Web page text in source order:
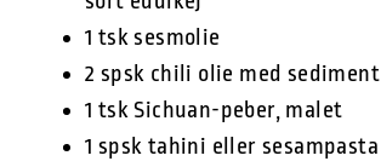
1 tsk sesmolie
2 spsk chili olie med sediment
1 tsk Sichuan-peber, malet
1 spsk tahini eller sesampasta